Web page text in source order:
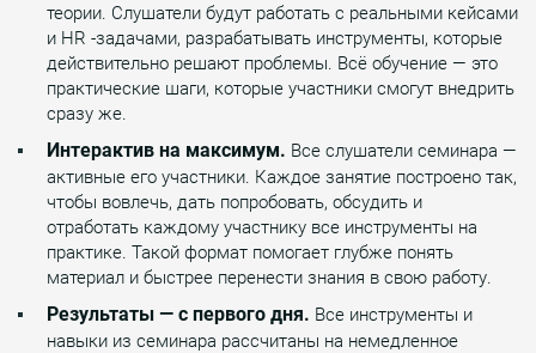
теории. Слушатели будут работать с реальными кейсами
и HR -задачами, разрабатывать инструменты, которые
действительно решают проблемы. Всё обучение — это
практические шаги, которые участники смогут внедрить
сразу же.
Интерактив на максимум. Все слушатели семинара —
активные его участники. Каждое занятие построено так,
чтобы вовлечь, дать попробовать, обсудить и
отработать каждому участнику все инструменты на
практике. Такой формат помогает глубже понять
материал и быстрее перенести знания в свою работу.
Результаты — с первого дня. Все инструменты и
навыки из семинара рассчитаны на немедленное